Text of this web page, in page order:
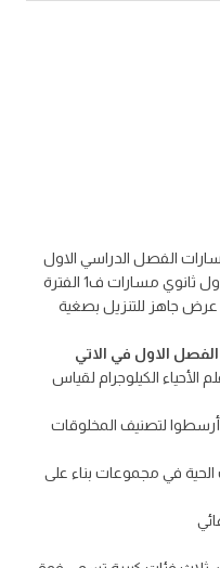
مسارات الفصل الدراسي الاول
1447 تحميل اسئلة امتحان مادة الاحياء اول ثانوي مسارات ف1 الفترة
عرض جاهز للتنزيل بصغية
الاول في الاتي
الأحياء الكيلوجرام لقياس
أرسطوا لتصنيف المخلوقات
في مجموعات بناء على